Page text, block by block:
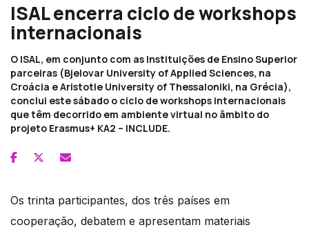
ISAL encerra ciclo de workshops
internacionais
O ISAL, em conjunto com as Instituições de Ensino Superior
parceiras (Bjelovar University of Applied Sciences, na
Croácia e Aristotle University of Thessaloniki, na Grécia),
conclui este sábado o ciclo de workshops internacionais
que têm decorrido em ambiente virtual no âmbito do
projeto Erasmus+ KA2 – INCLUDE.
Os trinta participantes, dos três países em
cooperação, debatem e apresentam materiais